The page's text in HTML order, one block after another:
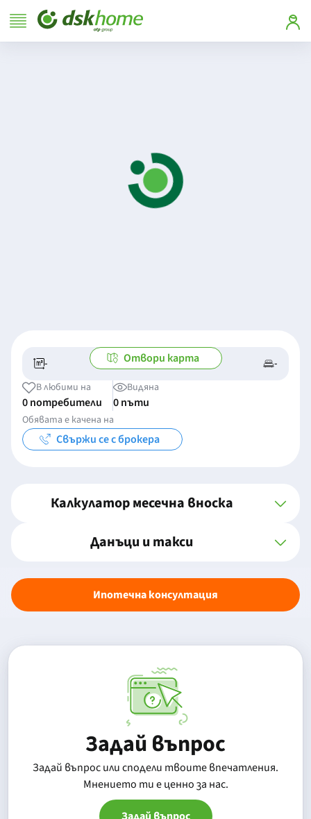
- -/- -
Отвори карта
В любими на
0 потребители
Видяна
0 пъти
Обявата е качена на
Свържи се с брокера
Калкулатор месечна вноска
Данъци и такси
Ипотечна консултация
Задай въпрос
Задай въпрос или сподели твоите впечатления.
Mнението ти е ценно за нас.